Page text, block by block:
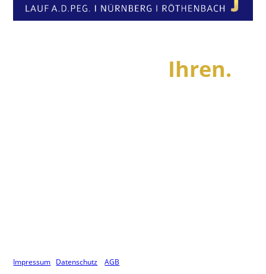
Ihren.
Impressum Datenschutz AGB